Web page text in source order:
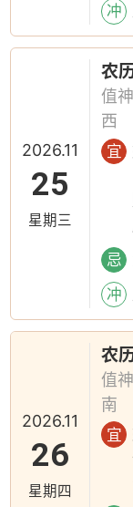
冲
2026.11
25
星期三
农
值
西
宜
忌
冲
2026.11
26
星期四
农
值
南
宜